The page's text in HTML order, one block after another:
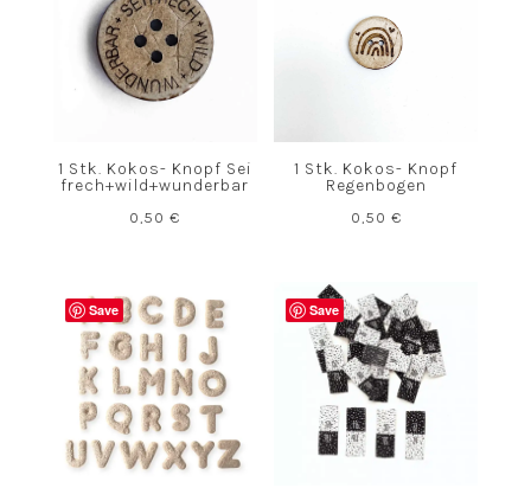
1 Stk. Kokos- Knopf Sei
frech+wild+wunderbar
0,50€
1 Stk. Kokos- Knopf
Regenbogen
0,50 €
Save Save